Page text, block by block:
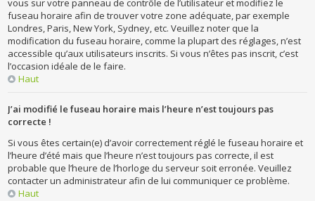
vous sur votre panneau de contrôle de l’utilisateur et modifiez le
fuseau horaire afin de trouver votre zone adéquate, par exemple
Londres, Paris, New York, Sydney, etc. Veuillez noter que la
modification du fuseau horaire, comme la plupart des réglages, n’est
accessible qu’aux utilisateurs inscrits. Si vous n’êtes pas inscrit, c’est
l’occasion idéale de le faire.
Haut
J’ai modifié le fuseau horaire mais l’heure n’est toujours pas
correcte !
Si vous êtes certain(e) d’avoir correctement réglé le fuseau horaire et
l’heure d’été mais que l’heure n’est toujours pas correcte, il est
probable que l’heure de l’horloge du serveur soit erronée. Veuillez
contacter un administrateur afin de lui communiquer ce problème.
Haut